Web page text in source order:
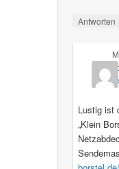
Antworten
Lustig ist
„Klein